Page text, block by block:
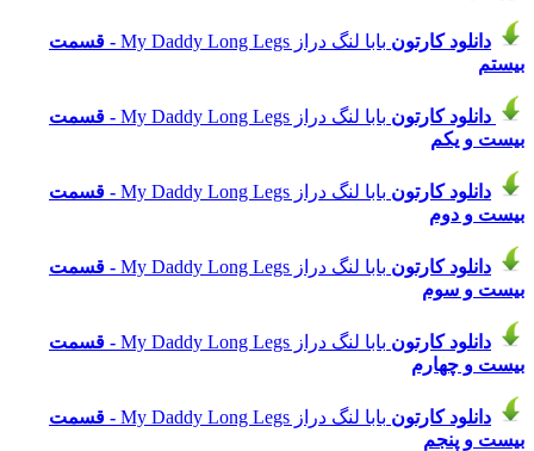
دانلود کارتون بابا لنگ دراز My Daddy Long Legs
- قسمت
بیستم
دانلود کارتون بابا لنگ دراز My Daddy Long Legs
- قسمت
بیست و یکم
دانلود کارتون بابا لنگ دراز My Daddy Long Legs
- قسمت
بیست و دوم
دانلود کارتون بابا لنگ دراز My Daddy Long Legs
- قسمت
بیست و سوم
دانلود کارتون بابا لنگ دراز My Daddy Long Legs
- قسمت
بیست و چهارم
دانلود کارتون بابا لنگ دراز My Daddy Long Legs
- قسمت
بیست و پنجم